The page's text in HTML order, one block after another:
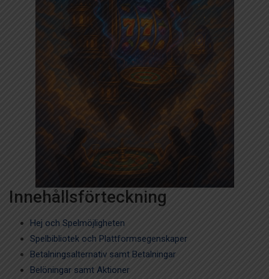
Innehållsförteckning
Hej och Spelmöjligheten
Spelbibliotek och Plattformsegenskaper
Betalningsalternativ samt Betalningar
Belöningar samt Aktioner